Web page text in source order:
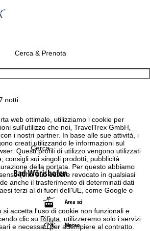
web ottimale, utilizziamo i cookie per
sull'utilizzo che noi, TravelTrex GmbH,
i nostri partner. In base alle sue attività, i
creati utilizzando le informazioni sul
Questi profili di utilizzo vengono utilizzati
consigli sui singoli prodotti, pubblicità
della portata. Per questo abbiamo
(che può essere revocato in qualsiasi
anche il trasferimento di determinati dati
terzi al di fuori dell'UE, come Google o
si accetta l'uso di cookie non funzionali e
clic su Rifiuta , utilizzeremo solo i servizi
e necessari per adempiere al contratto.
Cerca & Prenota
notti
Cerca
Bad Wörishofen
Area sci
Meteo